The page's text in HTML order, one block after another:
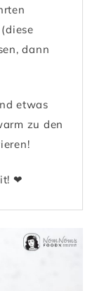
dann
etwas
zu den
❤